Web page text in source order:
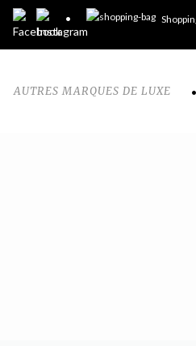
AUTRES MARQUES DE LUXE •